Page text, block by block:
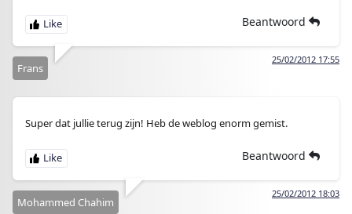
Beantwoord
25/02/2012 17:55
Frans
Super dat jullie terug zijn! Heb de weblog enorm gemist.
Beantwoord
25/02/2012 18:03
Mohammed Chahim